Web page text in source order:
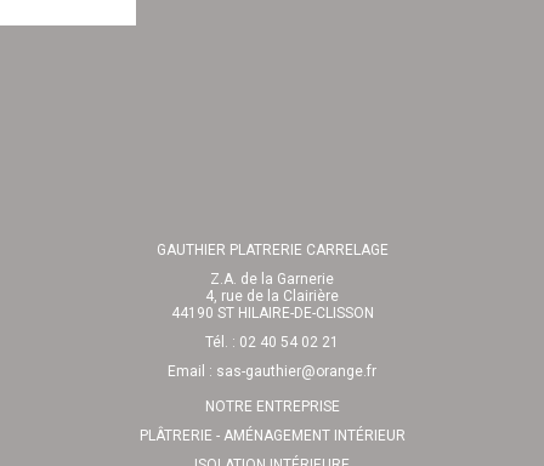
GAUTHIER PLATRERIE CARRELAGE
Z.A. de la Garnerie
4, rue de la Clairière
44190 ST HILAIRE-DE-CLISSON
Tél. : 02 40 54 02 21
Email : sas-gauthier@orange.fr
NOTRE ENTREPRISE
PLÂTRERIE - AMÉNAGEMENT INTÉRIEUR